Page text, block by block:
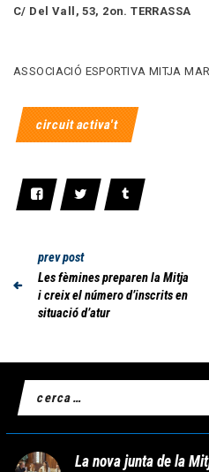
C/ Del Vall, 53, 2on. TERRASSA
ASSOCIACIÓ ESPORTIVA MITJA
circuit activa't
prev post
Les fèmines preparen la Mitja
i creix el número d’inscrits en
situació d’atur
La nova junta de la